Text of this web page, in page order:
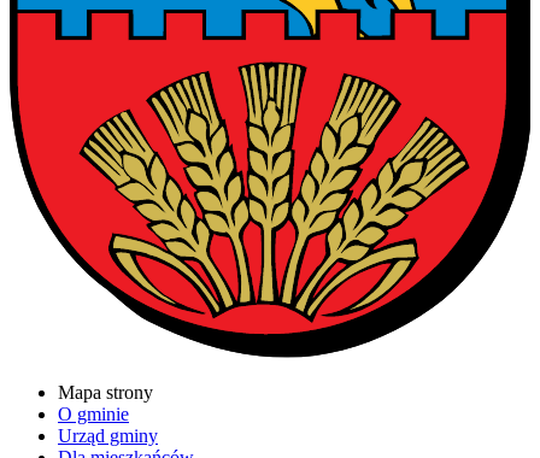
Mapa strony
O gminie
Urząd gminy